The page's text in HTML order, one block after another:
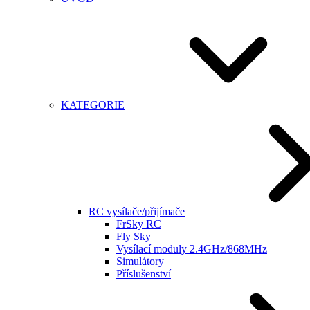
KATEGORIE
RC vysílače/přijímače
FrSky RC
Fly Sky
Vysílací moduly 2.4GHz/868MHz
Simulátory
Příslušenství